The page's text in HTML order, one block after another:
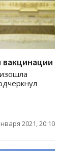
вакцинации
2021, 20:10